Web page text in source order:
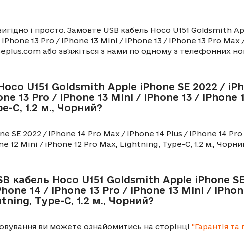
і просто. Замовте USB кабель Hoco U151 Goldsmith
13 Pro / iPhone 13 Mini / iPhone 13 / iPhone 13 Pro
або зв'яжіться з нами по одному з телефонних
U151 Goldsmith Apple iPhone SE 2022 /
13 Pro / iPhone 13 Mini / iPhone 13 / iPhone
C, 1.2 м., Чорний?
SE 2022 / iPhone 14 Pro Max / iPhone 14 Plus / iPhone 14
12 Mini / iPhone 12 Pro Max, Lightning, Type-C, 1.2 м., Чорний
кабель Hoco U151 Goldsmith Apple iPhone
14 / iPhone 13 Pro / iPhone 13 Mini /
Type-C, 1.2 м., Чорний?
ви можете ознайомитись на сторінці "Гарантія